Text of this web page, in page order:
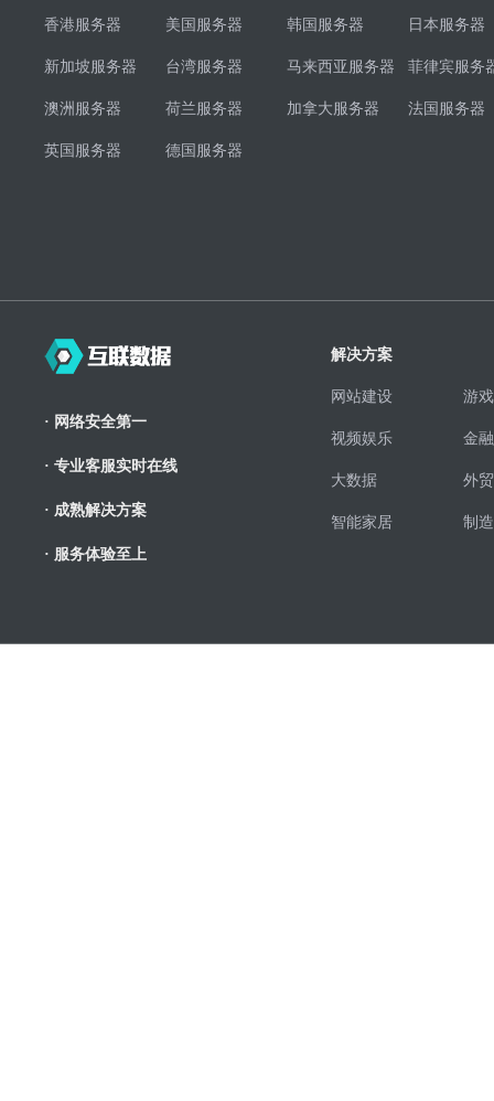
香港服务器 美国服务器 韩国服务器 日本服务器
新加坡服务器 台湾服务器 马来西亚服务器 菲律宾服务
澳洲服务器 荷兰服务器 加拿大服务器 法国服务器
英国服务器 德国服务器
· 网络安全第一
· 专业客服实时在线
· 成熟解决方案
· 服务体验至上
解决方案
网站建设 游
视频娱乐 金
大数据 外
智能家居 制